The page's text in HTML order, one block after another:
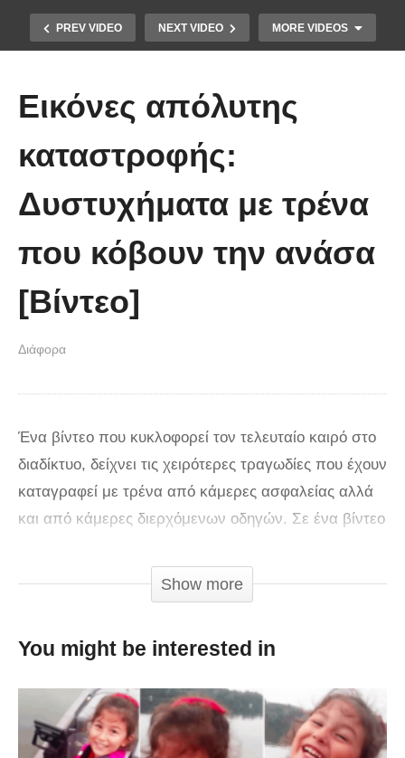
PREV VIDEO NEXT VIDEO MORE VIDEOS
άτυχη μέρα στη δουλειά
Εικόνες απόλυτης
καταστροφής:
Δυστυχήματα με τρένα
που κόβουν την ανάσα
[Βίντεο]
Διάφορα
Ένα βίντεο που κυκλοφορεί τον τελευταίο καιρό στο
διαδίκτυο, δείχνει τις χειρότερες τραγωδίες που έχουν
καταγραφεί με τρένα από κάμερες ασφαλείας αλλά
και από κάμερες διερχόμενων οδηγών. Σε ένα βίντεο
καταστροφής και φρίκης μετά από τραγικά λάθη
Show more
You might be interested in